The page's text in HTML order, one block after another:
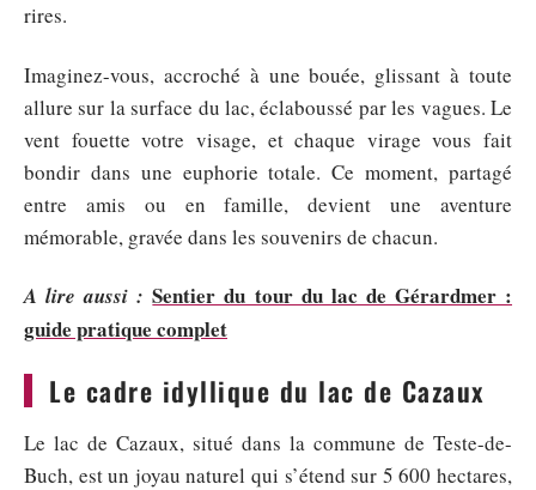
rires.
Imaginez-vous, accroché à une bouée, glissant à toute
allure sur la surface du lac, éclaboussé par les vagues. Le
vent fouette votre visage, et chaque virage vous fait
bondir dans une euphorie totale. Ce moment, partagé
entre amis ou en famille, devient une aventure
mémorable, gravée dans les souvenirs de chacun.
A lire aussi : Sentier du tour du lac de Gérardmer :
guide pratique complet
Le cadre idyllique du lac de Cazaux
Le lac de Cazaux, situé dans la commune de Teste-de-
Buch, est un joyau naturel qui s’étend sur 5 600 hectares,